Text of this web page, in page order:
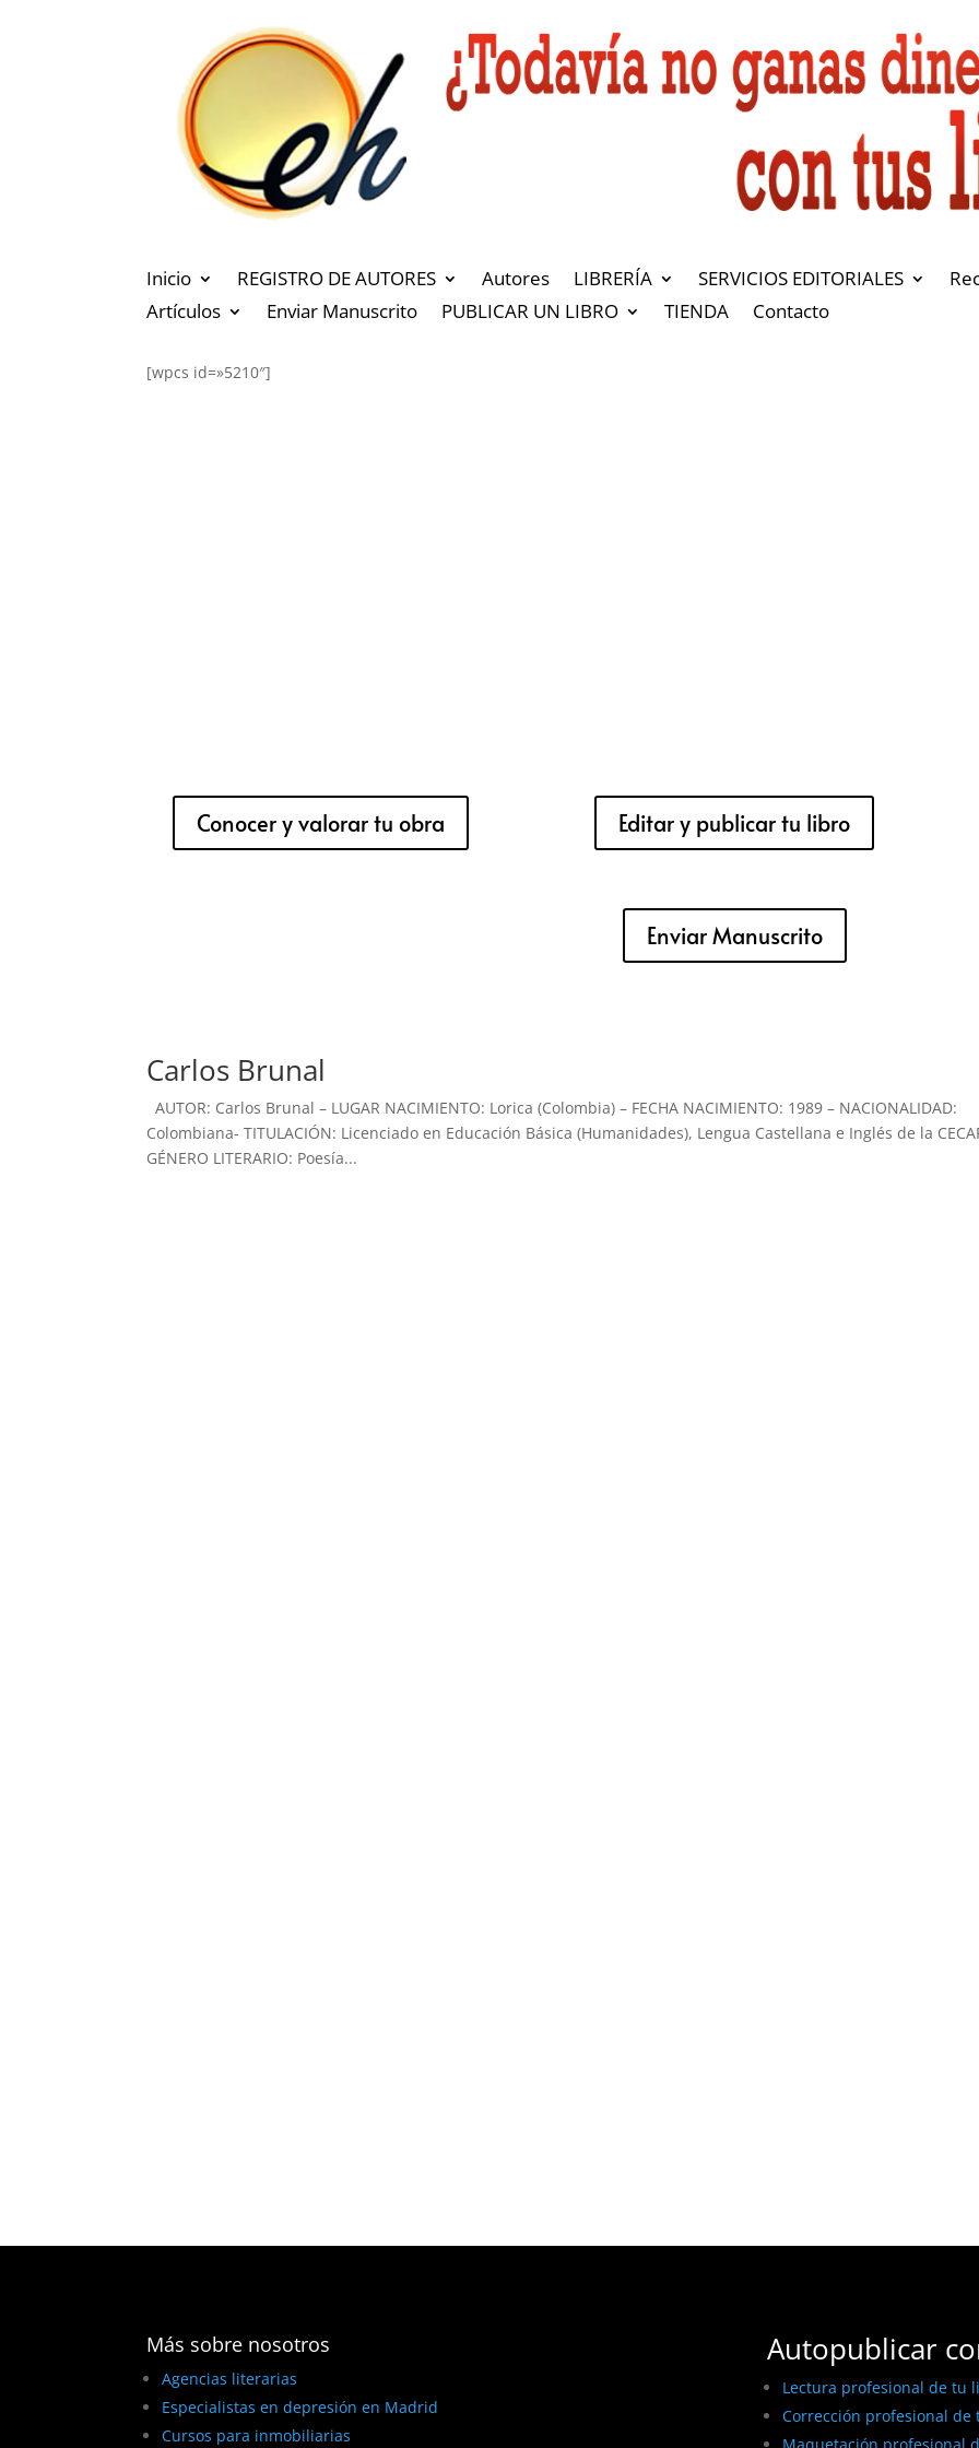
Inicio REGISTRO DE AUTORES Autores LIBRERÍA SERVICIOS EDITORIALES
Artículos
Enviar Manuscrito PUBLICAR UN LIBRO TIENDA Contacto
[wpcs id=»5210″]
Conocer y valorar tu obra Editar y publicar tu libro
Enviar Manuscrito
Carlos Brunal
AUTOR: Carlos Brunal – LUGAR NACIMIENTO: Lorica (Colombia) – FECHA NACIMIENTO: 1989 – NACIONALIDAD:
Colombiana- TITULACIÓN: Licenciado en Educación Básica (Humanidades), Lengua Castellana e Inglés de la
GÉNERO LITERARIO: Poesía...
Más sobre nosotros
Agencias literarias
Especialistas en depresión en Madrid
Cursos para inmobiliarias
Autopublicar
Lectura profesional de tu
Corrección profesional de